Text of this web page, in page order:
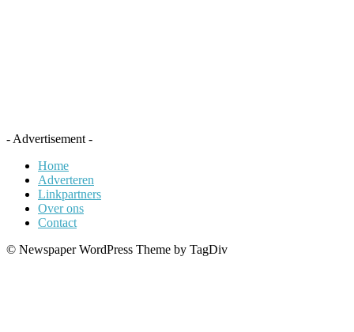
- Advertisement -
Home
Adverteren
Linkpartners
Over ons
Contact
© Newspaper WordPress Theme by TagDiv